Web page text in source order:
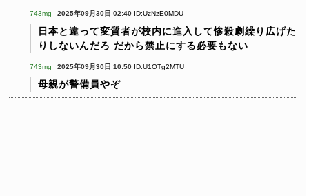
743mg 2025年09月30日 02:40 ID:UzNzE0MDU
日本と違って変質者が校内に進入して惨殺劇繰り広げた
りしないんだろ だから禁止にする必要もない
743mg 2025年09月30日 10:50 ID:U1OTg2MTU
母親が警備員やぞ